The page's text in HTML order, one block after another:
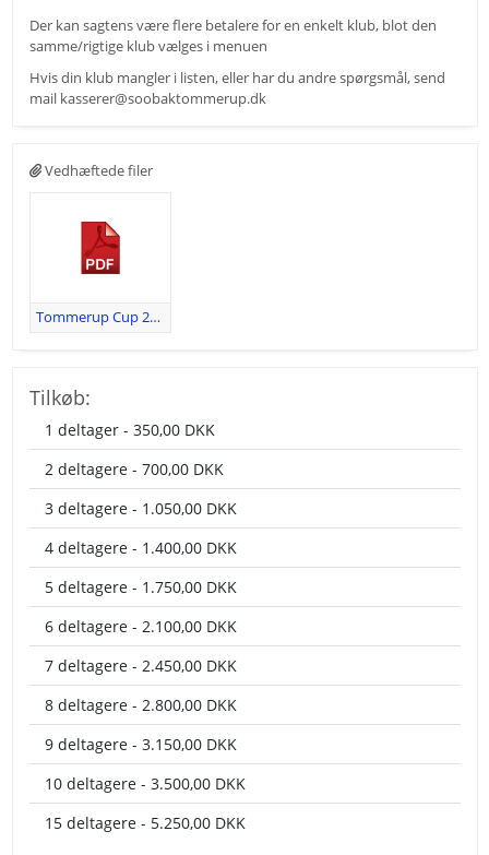
Der kan sagtens være flere betalere for en enkelt klub, blot den
samme/rigtige klub vælges i menuen
Hvis din klub mangler i listen, eller har du andre spørgsmål, send
mail kasserer@soobaktommerup.dk
Vedhæftede filer
Tommerup Cup 2026 - Poomsae v1.5.pdf
Tilkøb:
1 deltager - 350,00 DKK
2 deltagere - 700,00 DKK
3 deltagere - 1.050,00 DKK
4 deltagere - 1.400,00 DKK
5 deltagere - 1.750,00 DKK
6 deltagere - 2.100,00 DKK
7 deltagere - 2.450,00 DKK
8 deltagere - 2.800,00 DKK
9 deltagere - 3.150,00 DKK
10 deltagere - 3.500,00 DKK
15 deltagere - 5.250,00 DKK